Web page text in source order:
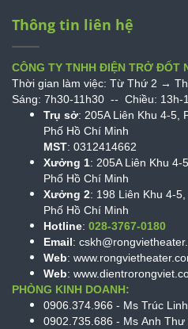
Thông tin liên hệ
CÔNG TY TNHH ĐIỆN TRỞ ĐỐT
Thời gian làm việc: Từ Thứ 2 →
Sáng: 7h30-11h30 -- Chiều: 13h-
Trụ sở: 205A Liên Khu 4-5,
Phố Hồ Chí Minh
MST: 0312414662
Xưởng 1: 205A Liên Khu 4-5,
Phố Hồ Chí Minh
Xưởng 2: 198 Liên Khu 4-5,
Phố Hồ Chí Minh
Hotline: 028-3767-0180
Email:
Web:
Web:
PHÒNG KINH DOANH:
0906.374.966 - Ms Trúc Linh
0902.735.686 - Ms Anh Thư